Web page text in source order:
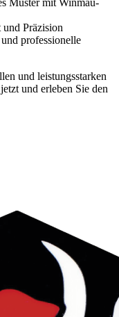
Muster mit Winmau-
und Präzision
professionelle
und leistungsstarken
und erleben Sie den